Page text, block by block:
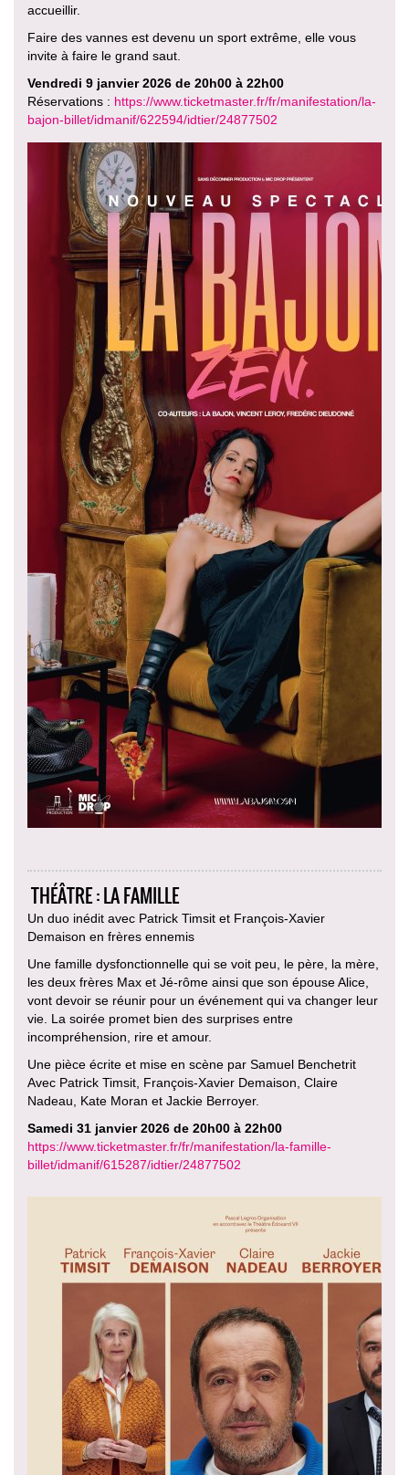
accueillir.
Faire des vannes est devenu un sport extrême, elle vous
invite à faire le grand saut.
Vendredi 9 janvier 2026 de 20h00 à 22h00
Réservations : https://www.ticketmaster.fr/fr/manifestation/la-
bajon-billet/idmanif/622594/idtier/24877502
THÉÂTRE : LA FAMILLE
Un duo inédit avec Patrick Timsit et François-Xavier
Demaison en frères ennemis
Une famille dysfonctionnelle qui se voit peu, le père, la mère,
les deux frères Max et Jé-rôme ainsi que son épouse Alice,
vont devoir se réunir pour un événement qui va changer leur
vie. La soirée promet bien des surprises entre
incompréhension, rire et amour.
Une pièce écrite et mise en scène par Samuel Benchetrit
Avec Patrick Timsit, François-Xavier Demaison, Claire
Nadeau, Kate Moran et Jackie Berroyer.
Samedi 31 janvier 2026 de 20h00 à 22h00
https://www.ticketmaster.fr/fr/manifestation/la-famille-
billet/idmanif/615287/idtier/24877502